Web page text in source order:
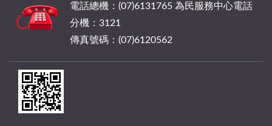
電話總機：(07)6131765 為民服務中心電話
分機：3121
傳真號碼：(07)6120562